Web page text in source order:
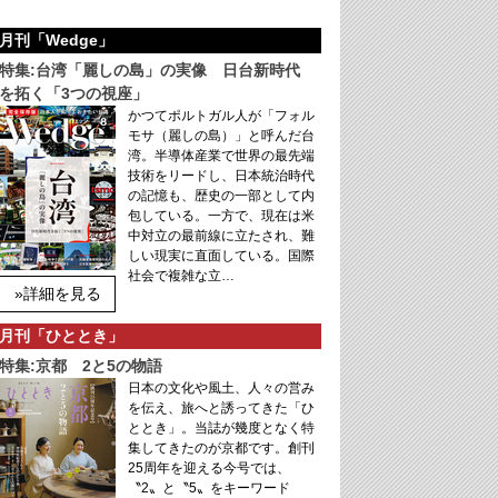
月刊「Wedge」
特集:台湾「麗しの島」の実像 日台新時代
を拓く「3つの視座」
»詳細を見る
かつてポルトガル人が「フォル
モサ（麗しの島）」と呼んだ台
湾。半導体産業で世界の最先端
技術をリードし、日本統治時代
の記憶も、歴史の一部として内
包している。一方で、現在は米
中対立の最前線に立たされ、難
しい現実に直面している。国際
社会で複雑な立…
月刊「ひととき」
特集:京都 2と5の物語
日本の文化や風土、人々の営み
を伝え、旅へと誘ってきた「ひ
ととき」。当誌が幾度となく特
集してきたのが京都です。創刊
25周年を迎える今号では、
〝2〟と〝5〟をキーワード